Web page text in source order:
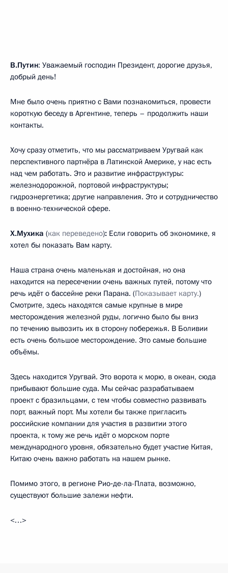
В.Путин: Уважаемый господин Президент, дорогие друзья,
добрый день!
Мне было очень приятно с Вами познакомиться, провести
короткую беседу в Аргентине, теперь – продолжить наши
контакты.
Хочу сразу отметить, что мы рассматриваем Уругвай как
перспективного партнёра в Латинской Америке, у нас есть
над чем работать. Это и развитие инфраструктуры:
железнодорожной, портовой инфраструктуры;
гидроэнергетика; другие направления. Это и сотрудничество
в военно-технической сфере.
Х.Мухика (как переведено): Если говорить об экономике, я
хотел бы показать Вам карту.
Наша страна очень маленькая и достойная, но она
находится на пересечении очень важных путей, потому что
речь идёт о бассейне реки Парана. (Показывает карту.)
Смотрите, здесь находятся самые крупные в мире
месторождения железной руды, логично было бы вниз
по течению вывозить их в сторону побережья. В Боливии
есть очень большое месторождение. Это самые большие
объёмы.
Здесь находится Уругвай. Это ворота к морю, в океан, сюда
прибывают большие суда. Мы сейчас разрабатываем
проект с бразильцами, с тем чтобы совместно развивать
порт, важный порт. Мы хотели бы также пригласить
российские компании для участия в развитии этого
проекта, к тому же речь идёт о морском порте
международного уровня, обязательно будет участие Китая,
Китаю очень важно работать на нашем рынке.
Помимо этого, в регионе Рио‑де-ла-Плата, возможно,
существуют большие залежи нефти.
<…>